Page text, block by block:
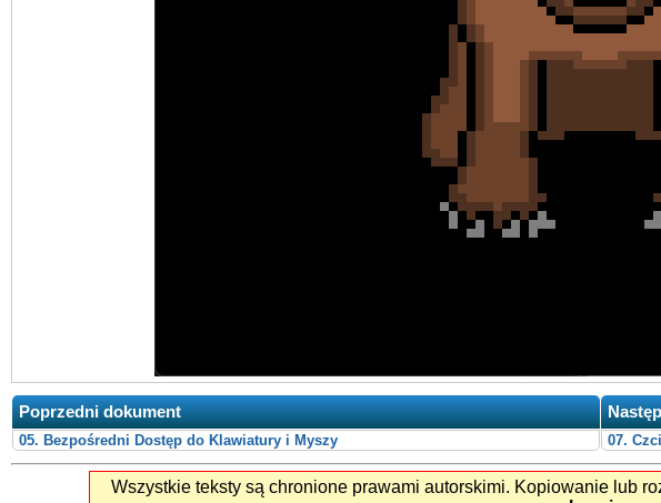
Poprzedni dokument
05. Bezpośredni Dostęp do Klawiatury i Myszy 07.
Wszystkie teksty są chronione prawami autorskimi. Kopiowanie lub